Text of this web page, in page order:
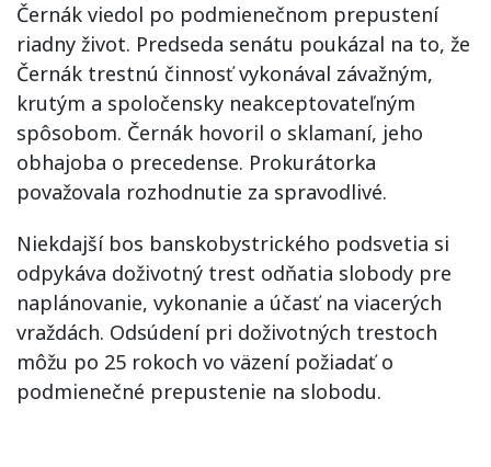
Černák viedol po podmienečnom prepustení
riadny život. Predseda senátu poukázal na to, že
Černák trestnú činnosť vykonával závažným,
krutým a spoločensky neakceptovateľným
spôsobom. Černák hovoril o sklamaní, jeho
obhajoba o precedense. Prokurátorka
považovala rozhodnutie za spravodlivé.
Niekdajší bos banskobystrického podsvetia si
odpykáva doživotný trest odňatia slobody pre
naplánovanie, vykonanie a účasť na viacerých
vraždách. Odsúdení pri doživotných trestoch
môžu po 25 rokoch vo väzení požiadať o
podmienečné prepustenie na slobodu.